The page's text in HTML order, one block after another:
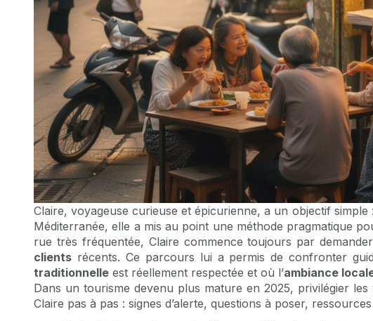
Claire, voyageuse curieuse et épicurienne, a un objectif
Méditerranée, elle a mis au point une méthode pragmatique
rue très fréquentée, Claire commence toujours par
clients récents. Ce parcours lui a permis de confronter
traditionnelle est réellement respectée et où l’ambiance
Dans un tourisme devenu plus mature en 2025, privilégier
Claire pas à pas : signes d’alerte, questions à poser,